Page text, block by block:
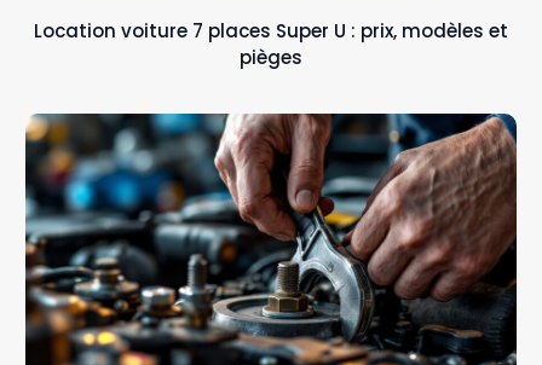
Location voiture 7 places Super U : prix, modèles et
pièges